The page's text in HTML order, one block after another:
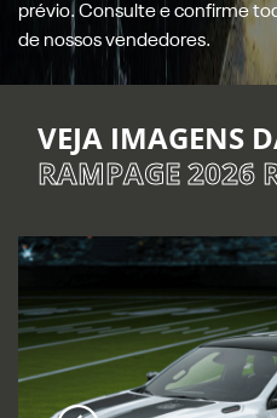
prévio. Consulte e confirme
de nossos vendedores.
VEJA IMAGENS
RAMPAGE 2026